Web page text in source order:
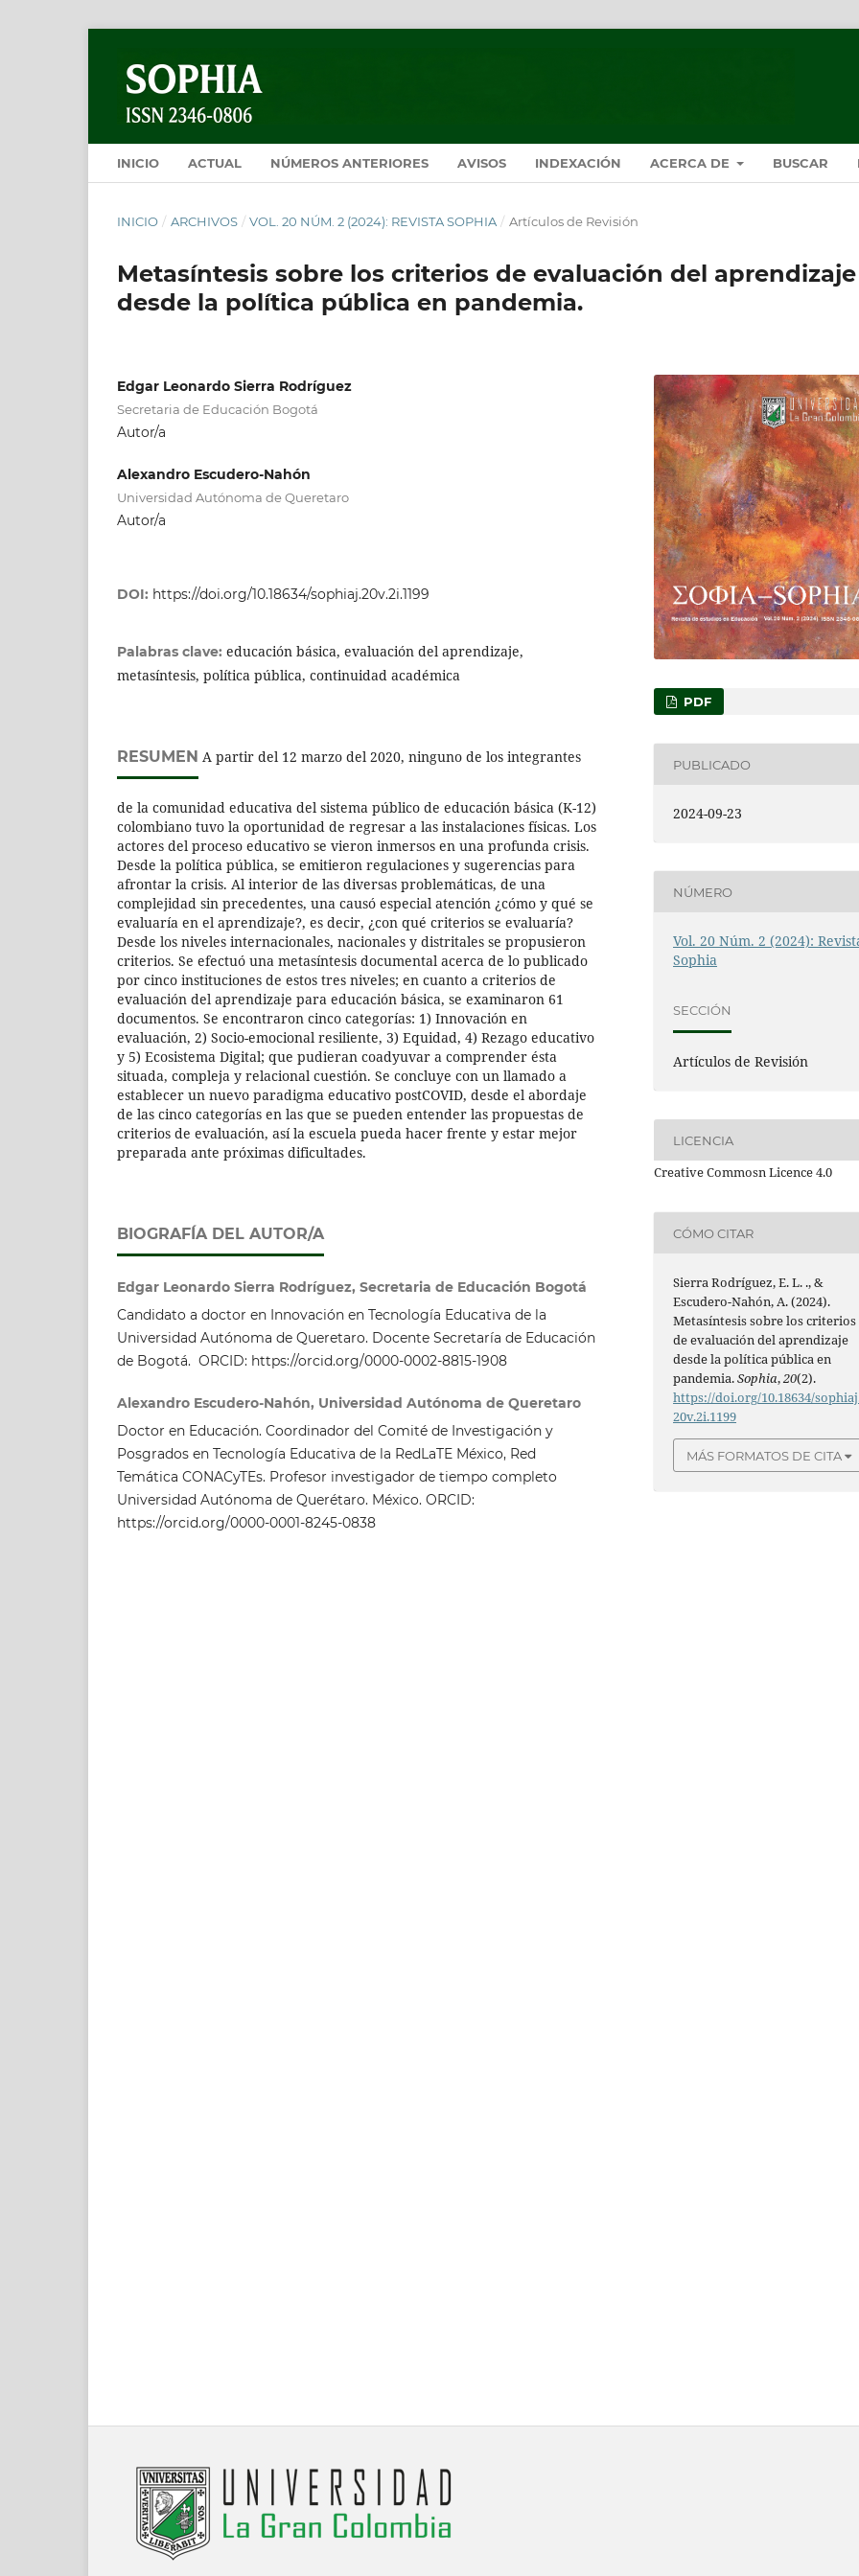
INICIO ACTUAL NÚMEROS ANTERIORES AVISOS INDEXACIÓN ACERCA DE BUSCAR
INICIO / ARCHIVOS / VOL. 20 NÚM. 2 (2024): REVISTA SOPHIA / Artículos de Revisión
Metasíntesis sobre los criterios de evaluación del aprendizaje
desde la política pública en pandemia.
Edgar Leonardo Sierra Rodríguez
Secretaria de Educación Bogotá
Autor/a
Alexandro Escudero-Nahón
Universidad Autónoma de Queretaro
Autor/a
DOI: https://doi.org/10.18634/sophiaj.20v.2i.1199
Palabras clave: educación básica, evaluación del aprendizaje,
metasíntesis, política pública, continuidad académica
RESUMEN A partir del 12 marzo del 2020, ninguno de los integrantes
de la comunidad educativa del sistema público de educación básica (K-12)
colombiano tuvo la oportunidad de regresar a las instalaciones físicas. Los
actores del proceso educativo se vieron inmersos en una profunda crisis.
Desde la política pública, se emitieron regulaciones y sugerencias para
afrontar la crisis. Al interior de las diversas problemáticas, de una
complejidad sin precedentes, una causó especial atención ¿cómo y qué se
evaluaría en el aprendizaje?, es decir, ¿con qué criterios se evaluaría?
Desde los niveles internacionales, nacionales y distritales se propusieron
criterios. Se efectuó una metasíntesis documental acerca de lo publicado
por cinco instituciones de estos tres niveles; en cuanto a criterios de
evaluación del aprendizaje para educación básica, se examinaron 61
documentos. Se encontraron cinco categorías: 1) Innovación en
evaluación, 2) Socio-emocional resiliente, 3) Equidad, 4) Rezago educativo
y 5) Ecosistema Digital; que pudieran coadyuvar a comprender ésta
situada, compleja y relacional cuestión. Se concluye con un llamado a
establecer un nuevo paradigma educativo postCOVID, desde el abordaje
de las cinco categorías en las que se pueden entender las propuestas de
criterios de evaluación, así la escuela pueda hacer frente y estar mejor
preparada ante próximas dificultades.
BIOGRAFÍA DEL AUTOR/A
Edgar Leonardo Sierra Rodríguez, Secretaria de Educación Bogotá
Candidato a doctor en Innovación en Tecnología Educativa de la
Universidad Autónoma de Queretaro. Docente Secretaría de Educación
de Bogotá. ORCID: https://orcid.org/0000-0002-8815-1908
Alexandro Escudero-Nahón, Universidad Autónoma de Queretaro
Doctor en Educación. Coordinador del Comité de Investigación y
Posgrados en Tecnología Educativa de la RedLaTE México, Red
Temática CONACyTEs. Profesor investigador de tiempo completo
Universidad Autónoma de Querétaro. México. ORCID:
https://orcid.org/0000-0001-8245-0838
PDF
PUBLICADO
2024-09-23
NÚMERO
Vol. 20 Núm. 2 (2024):
Sophia
SECCIÓN
Artículos de Revisión
LICENCIA
Creative Commosn Licence 4.0
CÓMO CITAR
Sierra Rodríguez, E. L. ., &
Escudero-Nahón, A. (2024).
Metasíntesis sobre los criterios
de evaluación del aprendizaje
desde la política pública en
pandemia.Sophia,20(2).
https://doi.org/10.18634/
20v.2i.1199
MÁS FORMATOS DE CITA